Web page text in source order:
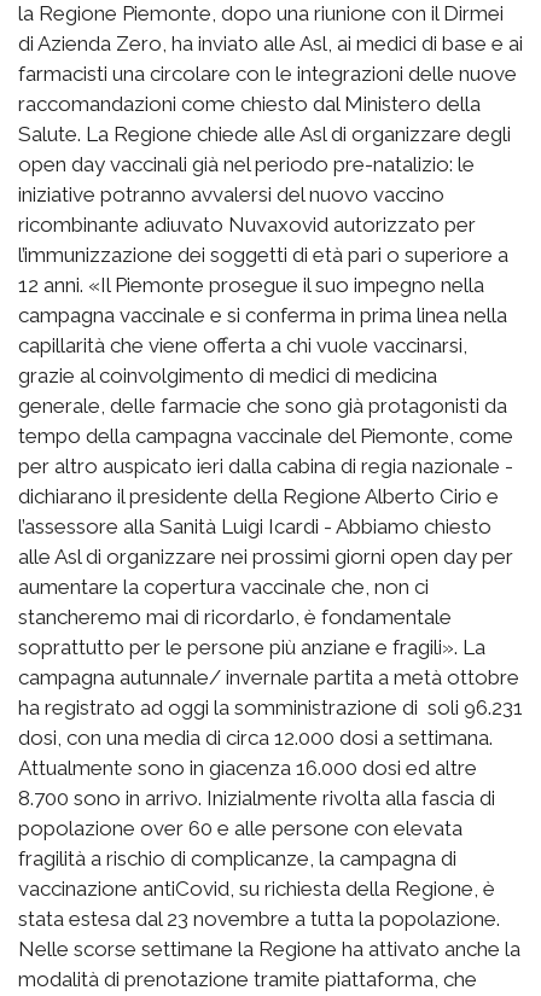
la Regione Piemonte, dopo una riunione con il Dirmei
di Azienda Zero, ha inviato alle Asl, ai medici di base e ai
farmacisti una circolare con le integrazioni delle nuove
raccomandazioni come chiesto dal Ministero della
Salute. La Regione chiede alle Asl di organizzare degli
open day vaccinali già nel periodo pre-natalizio: le
iniziative potranno avvalersi del nuovo vaccino
ricombinante adiuvato Nuvaxovid autorizzato per
l’immunizzazione dei soggetti di età pari o superiore a
12 anni. «Il Piemonte prosegue il suo impegno nella
campagna vaccinale e si conferma in prima linea nella
capillarità che viene offerta a chi vuole vaccinarsi,
grazie al coinvolgimento di medici di medicina
generale, delle farmacie che sono già protagonisti da
tempo della campagna vaccinale del Piemonte, come
per altro auspicato ieri dalla cabina di regia nazionale -
dichiarano il presidente della Regione Alberto Cirio e
l’assessore alla Sanità Luigi Icardi - Abbiamo chiesto
alle Asl di organizzare nei prossimi giorni open day per
aumentare la copertura vaccinale che, non ci
stancheremo mai di ricordarlo, è fondamentale
soprattutto per le persone più anziane e fragili». La
campagna autunnale/ invernale partita a metà ottobre
ha registrato ad oggi la somministrazione di soli 96.231
dosi, con una media di circa 12.000 dosi a settimana.
Attualmente sono in giacenza 16.000 dosi ed altre
8.700 sono in arrivo. Inizialmente rivolta alla fascia di
popolazione over 60 e alle persone con elevata
fragilità a rischio di complicanze, la campagna di
vaccinazione antiCovid, su richiesta della Regione, è
stata estesa dal 23 novembre a tutta la popolazione.
Nelle scorse settimane la Regione ha attivato anche la
modalità di prenotazione tramite piattaforma, che